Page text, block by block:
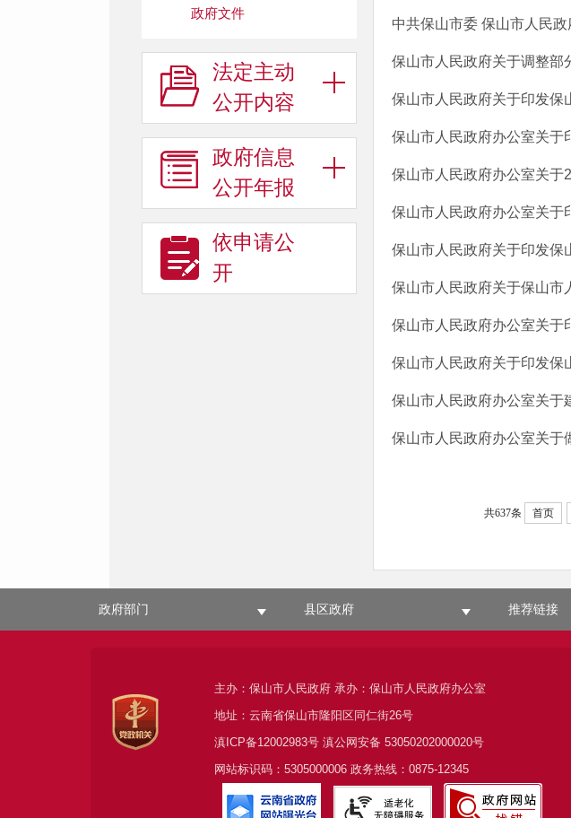
政府文件
法定主动
公开内容
政府信息
公开年报
依申请公
开
中共保山市委 保山市人民
保山市人民政府关于调整部
保山市人民政府关于印发保
保山市人民政府办公室关于
保山市人民政府办公室关于
保山市人民政府办公室关于
保山市人民政府关于印发保
保山市人民政府关于保山市
保山市人民政府办公室关于
保山市人民政府关于印发保
保山市人民政府办公室关于
保山市人民政府办公室关于
共637条 首页
政府部门 县区政府 推荐链接
主办：保山市人民政府 承办：保山市人民政府办公室
地址：云南省保山市隆阳区同仁街26号
滇ICP备12002983号滇公网安备 53050202000020号
网站标识码：5305000006 政务热线：0875-12345